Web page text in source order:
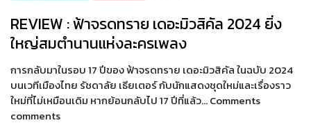
REVIEW : ฟ้าจรดทราย เดอะมิวสิคัล 2024 ยิ่ง
ใหญ่สมตำนานแห่งละครเพลง
การกลับมาในรอบ 17 ปีของ ฟ้าจรดทราย เดอะมิวสิคัล ในฉบับ 2024
บนเวทีเมืองไทย รัชดาลัย เธียเตอร์ กับนักแสดงชุดใหม่และเรื่องราว
ใหม่ที่ไม่เหมือนเดิม หากย้อนกลับไป 17 ปีที่แล้ว… Comments
comments